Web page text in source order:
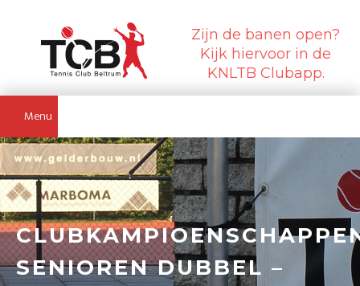
Zijn de banen open?
Kijk hiervoor in de
KNLTB Clubapp.
Menu
SENIOREN DUBBEL –